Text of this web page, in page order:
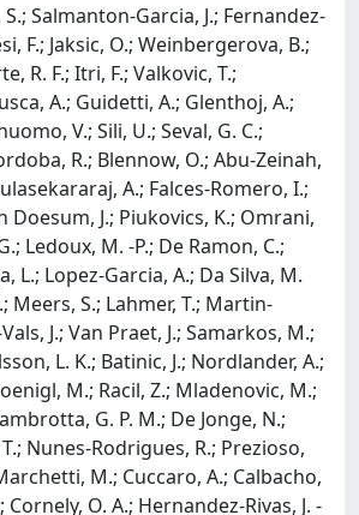
Salmanton-Garcia, J.; Fernandez-
F.; Jaksic, O.; Weinbergerova, B.;
R. F.; Itri, F.; Valkovic, T.;
A.; Guidetti, A.; Glenthoj, A.;
V.; Sili, U.; Seval, G. C.;
R.; Blennow, O.; Abu-Zeinah,
A.; Falces-Romero, I.;
Doesum, J.; Piukovics, K.; Omrani,
Ledoux, M. -P.; De Ramon, C.;
L.; Lopez-Garcia, A.; Da Silva, M.
Meers, S.; Lahmer, T.; Martin-
J.; Van Praet, J.; Samarkos, M.;
L. K.; Batinic, J.; Nordlander, A.;
M.; Racil, Z.; Mladenovic, M.;
G. P. M.; De Jonge, N.;
Nunes-Rodrigues, R.; Prezioso,
M.; Cuccaro, A.; Calbacho,
O. A.; Hernandez-Rivas, J. -